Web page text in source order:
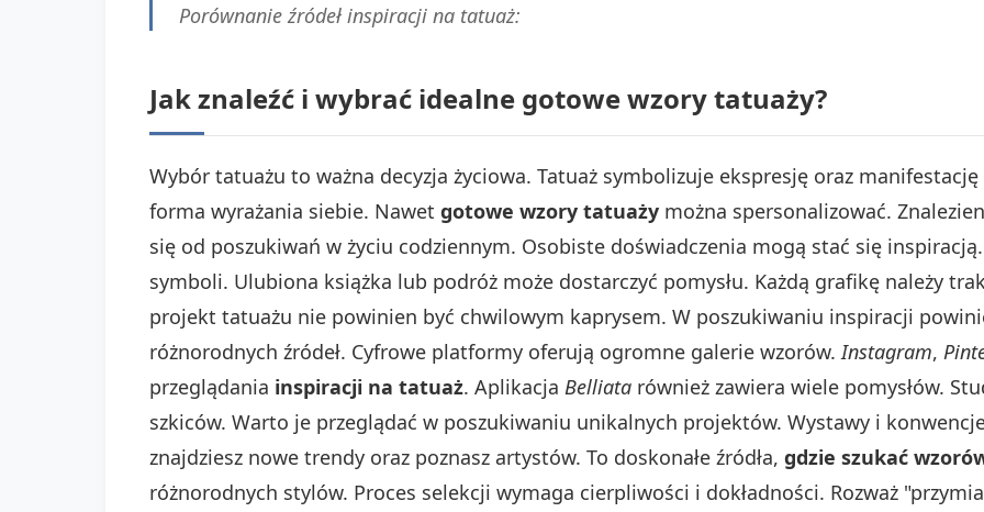
Porównanie źródeł inspiracji na tatuaż:
Jak znaleźć i wybrać idealne gotowe wzory tatuaży?
Wybór tatuażu to ważna decyzja życiowa. Tatuaż symbolizuje ekspresję oraz
forma wyrażania siebie. Nawet gotowe wzory tatuaży można spersonalizować.
się od poszukiwań w życiu codziennym. Osobiste doświadczenia mogą stać się
symboli. Ulubiona książka lub podróż może dostarczyć pomysłu. Każdą grafikę należy
projekt tatuażu nie powinien być chwilowym kaprysem. W poszukiwaniu inspiracji
różnorodnych źródeł. Cyfrowe platformy oferują ogromne galerie wzorów. Instagram,
przeglądania inspiracji na tatuaż. Aplikacja Belliata również zawiera wiele pomysłów.
szkiców. Warto je przeglądać w poszukiwaniu unikalnych projektów. Wystawy i
znajdziesz nowe trendy oraz poznasz artystów. To doskonałe źródła, gdzie szukać
różnorodnych stylów. Proces selekcji wymaga cierpliwości i dokładności. Rozważ